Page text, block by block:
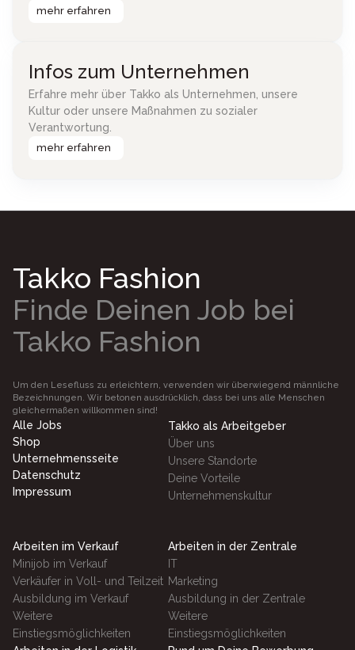
mehr erfahren
Infos zum Unternehmen
Erfahre mehr über Takko als Unternehmen, unsere
Kultur oder unsere Maßnahmen zu sozialer
Verantwortung.
mehr erfahren
Takko Fashion
Finde Deinen Job bei
Takko Fashion
Um den Lesefluss zu erleichtern, verwenden wir überwiegend männliche
Bezeichnungen. Wir betonen ausdrücklich, dass bei uns alle Menschen
gleichermaßen willkommen sind!
Alle Jobs
Shop
Unternehmensseite
Datenschutz
Impressum
Takko als Arbeitgeber
Über uns
Unsere Standorte
Deine Vorteile
Unternehmenskultur
Arbeiten im Verkauf
Minijob im Verkauf
Verkäufer in Voll- und Teilzeit
Ausbildung im Verkauf
Weitere
Einstiegsmöglichkeiten
Arbeiten in der Zentrale
IT
Marketing
Ausbildung in der Zentrale
Weitere
Einstiegsmöglichkeiten